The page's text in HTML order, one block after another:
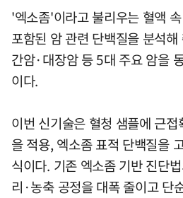
'엑소좀'이라고 불리우는 혈액
포함된 암 관련 단백질을 분석
간암·대장암 등 5대 주요 암을
이다.
이번 신기술은 혈청 샘플에 근
을 적용, 엑소좀 표적 단백질을
식이다. 기존 엑소좀 기반 진단
리·농축 공정을 대폭 줄이고 단